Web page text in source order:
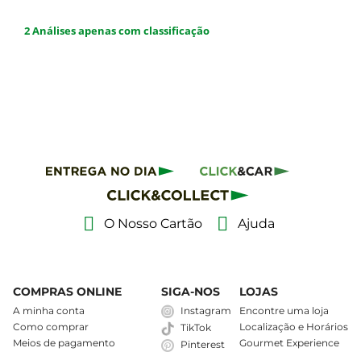
O Nosso Cartão Ajuda
COMPRAS ONLINE
A minha conta
Como comprar
Meios de pagamento
SIGA-NOS
Instagram
TikTok
Pinterest
LOJAS
Encontre uma loja
Localização e Horários
Gourmet Experience